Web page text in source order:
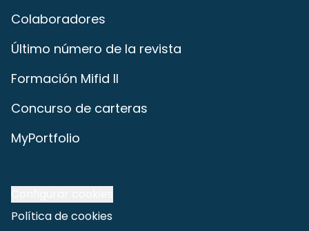
Colaboradores
Último número de la revista
Formación Mifid II
Concurso de carteras
MyPortfolio
Política de cookies